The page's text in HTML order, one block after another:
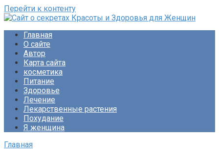
Перейти к контенту
Раскройте тайны ухода за собой, питания и народной
медицины. Советы по похудению и обретению женского
счастья. Будьте прекрасны!
Главная
О сайте
Автор
Карта сайта
косметика
Питание
Здоровье
Лечение
Лекарственные растения
Похудание
Я женщина
Главная